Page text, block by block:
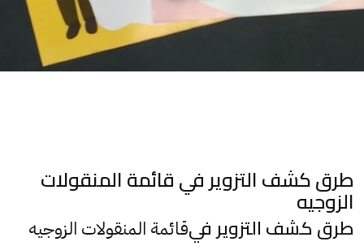
طرق كشف التزوير في قائمة المنقولات
الزوجيه
طرق كشف التزوير فيقائمة المنقولات الزوجيه